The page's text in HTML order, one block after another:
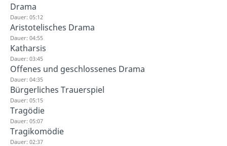
Drama
Dauer: 05:12
Aristotelisches Drama
Dauer: 04:55
Katharsis
Dauer: 03:45
Offenes und geschlossenes Drama
Dauer: 04:35
Bürgerliches Trauerspiel
Dauer: 05:15
Tragödie
Dauer: 05:07
Tragikomödie
Dauer: 02:37